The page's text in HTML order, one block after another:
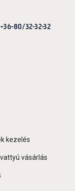
+36-80/32-32-32
kezelés
vásárlás